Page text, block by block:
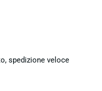
spedizione veloce